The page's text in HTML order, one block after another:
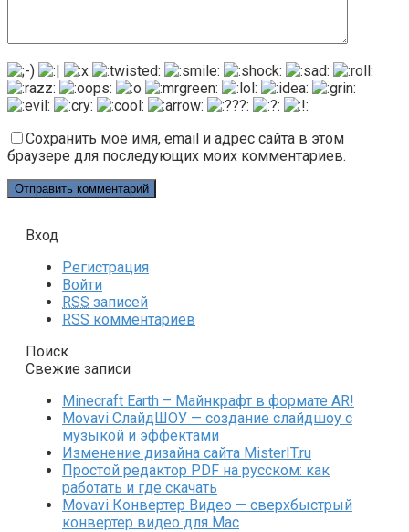
Сохранить моё имя, email и адрес сайта в этом
браузере для последующих моих комментариев.
Вход
Регистрация
Войти
RSS записей
RSS комментариев
Поиск
Свежие записи
Minecraft Earth – Майнкрафт в формате AR!
Movavi СлайдШОУ — создание слайдшоу с
музыкой и эффектами
Изменение дизайна сайта MisterIT.ru
Простой редактор PDF на русском: как
работать и где скачать
Movavi Конвертер Видео — сверхбыстрый
конвертер видео для Mac